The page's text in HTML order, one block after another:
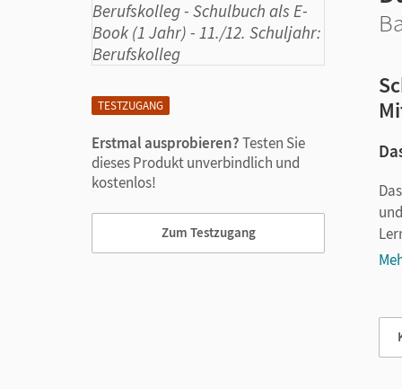
TESTZUGANG
Erstmal ausprobieren?Testen Sie
dieses Produkt unverbindlich und
kostenlos!
Zum Testzugang